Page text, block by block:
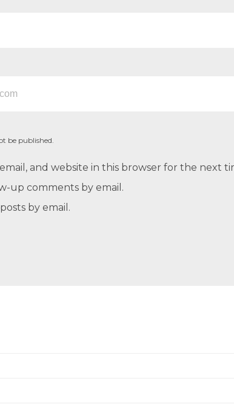
be published.
and website in this browser for the next
up comments by email.
by email.